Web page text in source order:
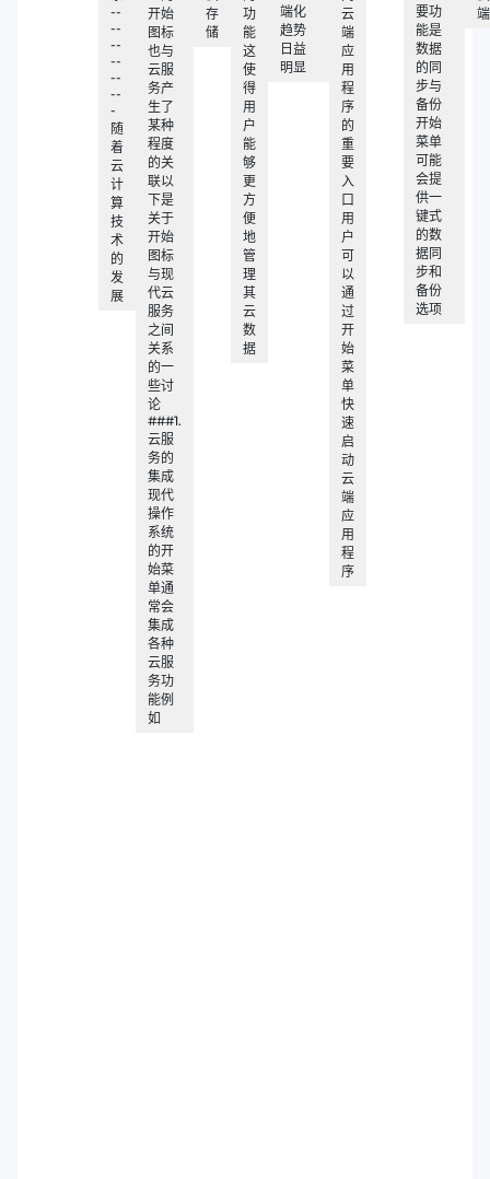
--
--
--
--
--
--
-
随
着
云
计
算
技
术
的
发
展
开始
图标
也与
云服
务产
生了
某种
程度
的关
联以
下是
关于
开始
图标
与现
代云
服务
之间
关系
的一
些讨
论
###1.
云服
务的
集成
现代
操作
系统
的开
始菜
单通
常会
集成
各种
云服
务功
能例
如
存
储
功
能
这
使
得
用
户
能
够
更
方
便
地
管
理
其
云
数
据
端化
趋势
日益
明显
云
端
应
用
程
序
的
重
要
入
口
用
户
可
以
通
过
开
始
菜
单
快
速
启
动
云
端
应
用
程
序
要功
能是
数据
的同
步与
备份
开始
菜单
可能
会提
供一
键式
的数
据同
步和
备份
选项
端